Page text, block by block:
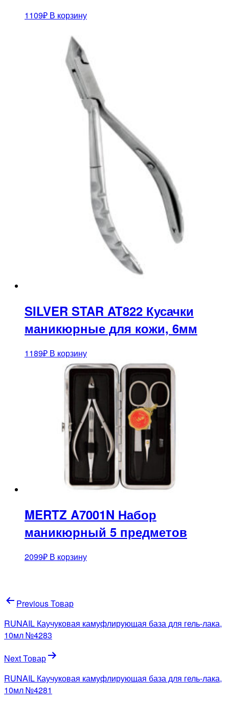
1109₽ В корзину
SILVER STAR AT822 Кусачки
маникюрные для кожи, 6мм
1189₽ В корзину
MERTZ A7001N Набор
маникюрный 5 предметов
2099₽ В корзину
Навигация
по
записям
Previous Товар
RUNAIL Каучуковая камуфлирующая база для гель-лака,
10мл №4283
Next Товар
RUNAIL Каучуковая камуфлирующая база для гель-лака,
10мл №4281